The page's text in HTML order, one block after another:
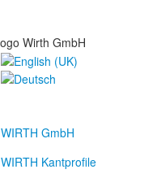
WIRTH GmbH
WIRTH Kantprofile